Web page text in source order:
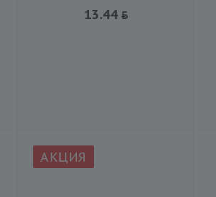
13.44
АКЦИЯ